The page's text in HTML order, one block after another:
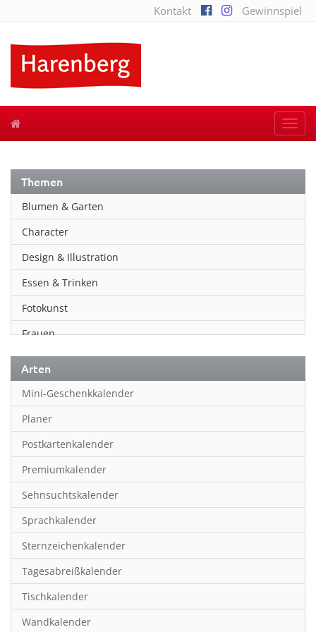
Kontakt Gewinnspiel
Themen
Blumen & Garten
Character
Design & Illustration
Essen & Trinken
Fotokunst
Frauen
Fußball
Geschichte
Humor & Cartoon
Inspiration & Entspannung
Inspiration & Spiritualität
Kinderkalender
Kunst
Länder & Städte
Landschaft & Natur
Lifestyle
Literatur
Arten
Mini-Geschenkkalender
Planer
Postkartenkalender
Premiumkalender
Sehnsuchtskalender
Sprachkalender
Sternzeichenkalender
Tagesabreißkalender
Tischkalender
Wandkalender